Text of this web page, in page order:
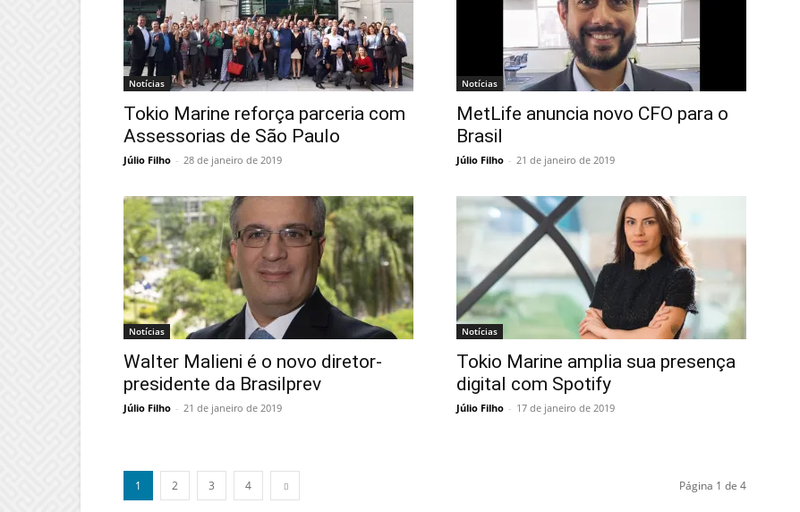
Notícias
Tokio Marine reforça parceria com
Assessorias de São Paulo
Júlio Filho - 28 de janeiro de 2019
Notícias
MetLife anuncia novo CFO para o
Brasil
Júlio Filho - 21 de janeiro de 2019
Notícias
Walter Malieni é o novo diretor-
presidente da Brasilprev
Júlio Filho - 21 de janeiro de 2019
Notícias
Tokio Marine amplia sua presença
digital com Spotify
Júlio Filho - 17 de janeiro de 2019
1 2 3 4 Página 1 de 4